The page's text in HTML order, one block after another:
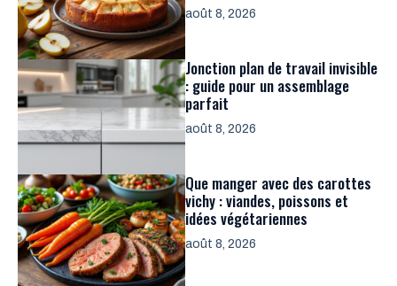
août 8, 2026
Jonction plan de travail invisible
: guide pour un assemblage
parfait
août 8, 2026
Que manger avec des carottes
vichy : viandes, poissons et
idées végétariennes
août 8, 2026